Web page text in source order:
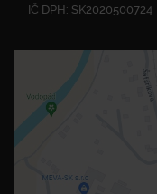
IČ DPH: SK2020500724